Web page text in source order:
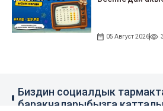
05 Август 2026
Биздин социалдык
баракчаларыбызга